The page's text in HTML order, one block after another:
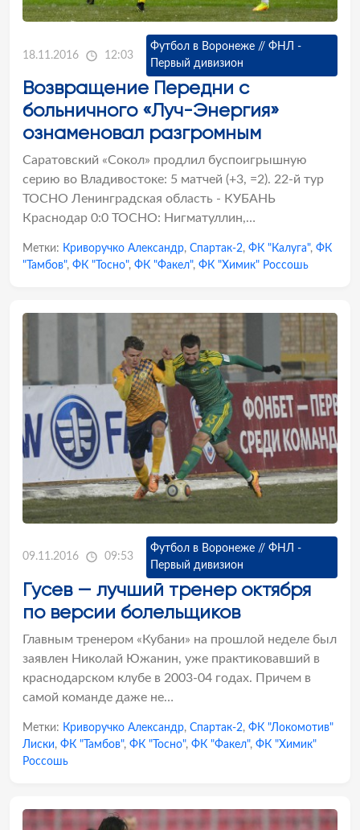
18.11.2016 12:03
Футбол в Воронеже // ФНЛ -
Первый дивизион
Возвращение Передни с
больничного «Луч-Энергия»
ознаменовал разгромным
Саратовский «Сокол» продлил буспоигрышную
серию во Владивостоке: 5 матчей (+3, =2). 22-й тур
ТОСНО Ленинградская область - КУБАНЬ
Краснодар 0:0 ТОСНО: Нигматуллин,…
Метки: Криворучко Александр, Спартак-2, ФК "Калуга", ФК
"Тамбов", ФК "Тосно", ФК "Факел", ФК "Химик" Россошь
09.11.2016 09:53
Футбол в Воронеже // ФНЛ -
Первый дивизион
Гусев — лучший тренер октября
по версии болельщиков
Главным тренером «Кубани» на прошлой неделе был
заявлен Николай Южанин, уже практиковавший в
краснодарском клубе в 2003-04 годах. Причем в
самой команде даже не…
Метки: Криворучко Александр, Спартак-2, ФК "Локомотив"
Лиски, ФК "Тамбов", ФК "Тосно", ФК "Факел", ФК "Химик"
Россошь